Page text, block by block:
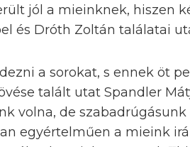
jól a mieinknek, hiszen
és Dróth Zoltán találatai
a sorokat, s ennek öt
talált utat Spandler
volna, de
egyértelműen a mieink